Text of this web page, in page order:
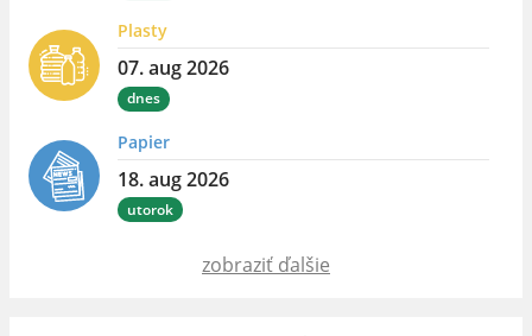
Plasty
07. aug 2026
dnes
Papier
18. aug 2026
utorok
zobraziť ďalšie